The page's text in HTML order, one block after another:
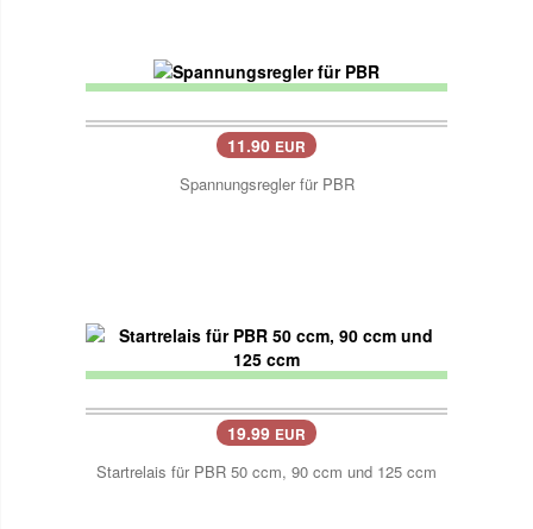
11.90 EUR
Spannungsregler für PBR
19.99 EUR
Startrelais für PBR 50 ccm, 90 ccm und 125 ccm